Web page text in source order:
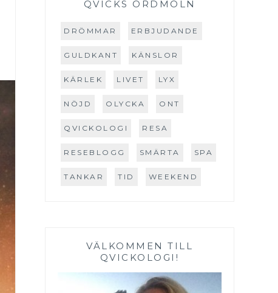
QVICKS ORDMOLN
DRÖMMAR ERBJUDANDE
GULDKANT KÄNSLOR
KÄRLEK LIVET LYX
NÖJD OLYCKA ONT
QVICKOLOGI RESA
RESEBLOGG SMÄRTA SPA
TANKAR TID WEEKEND
VÄLKOMMEN TILL
QVICKOLOGI!